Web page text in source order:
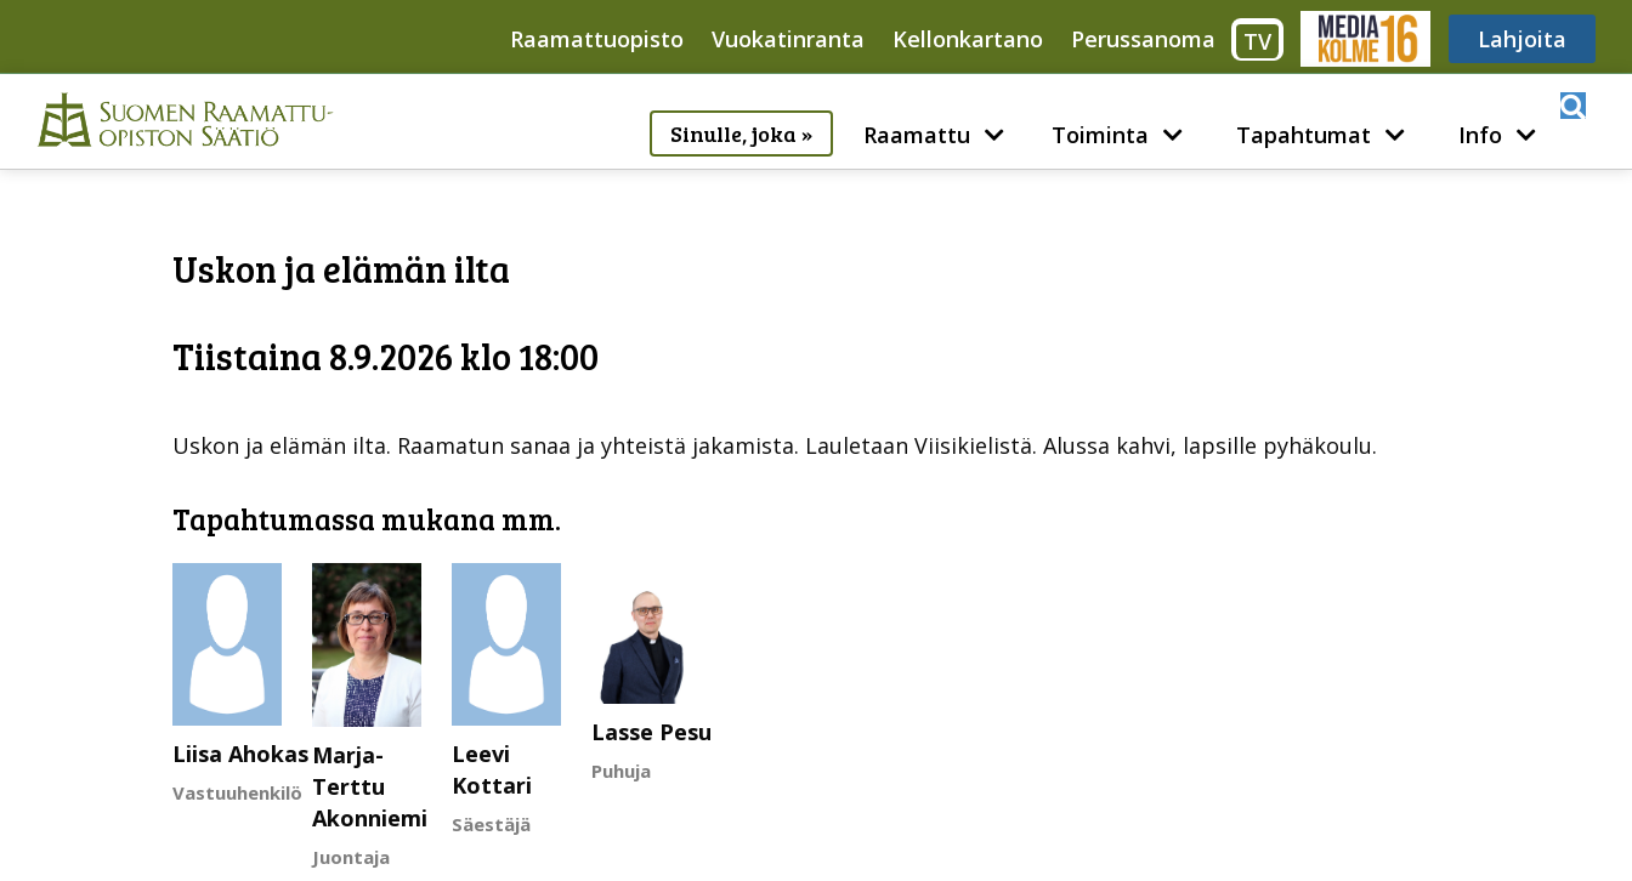
Raamattuopisto Vuokatinranta Kellonkartano Perussanoma TV Media316 Lahjoita
Sinulle, joka » Raamattu Toiminta Tapahtumat Info
Uskon ja elämän ilta
Tiistaina 8.9.2026 klo 18:00
Uskon ja elämän ilta. Raamatun sanaa ja yhteistä jakamista. Lauletaan Viisikielistä. Alussa kahvi, lapsille pyhäkoulu.
Tapahtumassa mukana mm.
Liisa Ahokas
Vastuuhenkilö
Marja-
Terttu
Akonniemi
Juontaja
Leevi
Kottari
Säestäjä
Lasse Pesu
Puhuja